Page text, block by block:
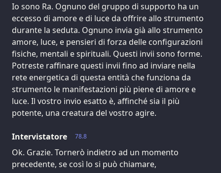
Io sono Ra. Ognuno del gruppo di supporto ha un
eccesso di amore e di luce da offrire allo strumento
durante la seduta. Ognuno invia già allo strumento
amore, luce, e pensieri di forza delle configurazioni
fisiche, mentali e spirituali. Questi invii sono forme.
Potreste raffinare questi invii fino ad inviare nella
rete energetica di questa entità che funziona da
strumento le manifestazioni più piene di amore e
luce. Il vostro invio esatto è, affinché sia il più
potente, una creatura del vostro agire.
78.8
Intervistatore
Ok. Grazie. Tornerò indietro ad un momento
precedente, se così lo si può chiamare,